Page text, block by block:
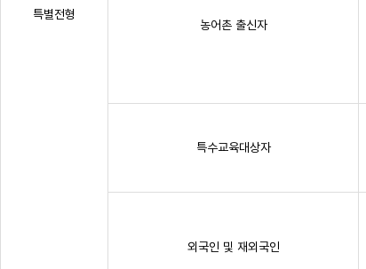
특별전형
농어촌 출신자
특수교육대상자
외국인 및 재외국인